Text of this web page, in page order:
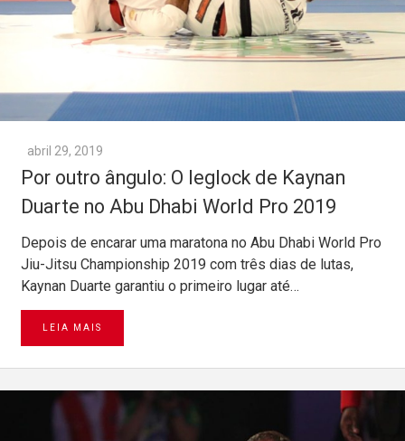
abril 29, 2019
Por outro ângulo: O leglock de Kaynan
Duarte no Abu Dhabi World Pro 2019
Depois de encarar uma maratona no Abu Dhabi World Pro
Jiu-Jitsu Championship 2019 com três dias de lutas,
Kaynan Duarte garantiu o primeiro lugar até…
LEIA MAIS